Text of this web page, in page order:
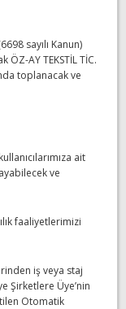
sayılı Kanun)
AY TEKSTİL TİC.
toplanacak ve
ait
ve
faaliyetlerimizi
iş veya staj
Şirketlere Üye’nin
Otomatik